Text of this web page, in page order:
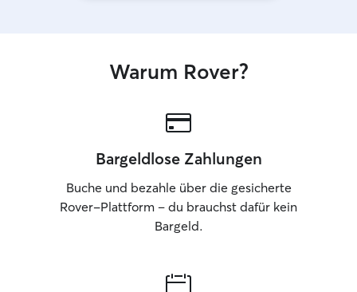
Warum Rover?
Bargeldlose Zahlungen
Buche und bezahle über die gesicherte
Rover-Plattform – du brauchst dafür kein
Bargeld.